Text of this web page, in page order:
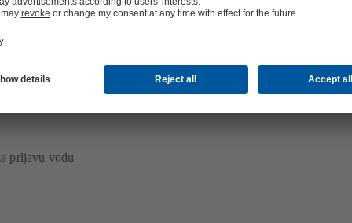
vode
prljavu vodu